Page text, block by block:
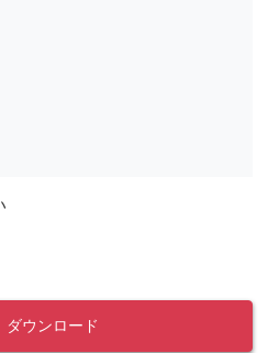
ダウンロード